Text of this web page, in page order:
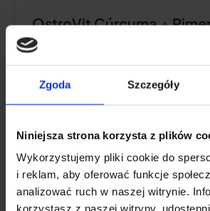
Zgoda Szczegóły
Niniejsza strona korzysta z plików
Wykorzystujemy pliki cookie do
i reklam, aby oferować funkcje
analizować ruch w naszej witrynie.
korzystasz z naszej witryny,
OstroVit Cúrcuma +
Gengibre, 90 comprimidos